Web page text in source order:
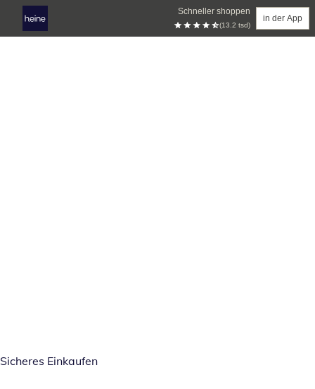
Schneller shoppen
(13.2 tsd)
in der App
Sicheres Einkaufen